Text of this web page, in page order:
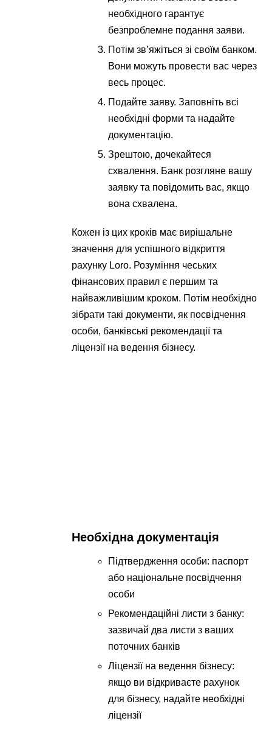
необхідного гарантує
безпроблемне подання заяви.
Потім зв’яжіться зі своїм банком.
Вони можуть провести вас через
весь процес.
Подайте заяву. Заповніть всі
необхідні форми та надайте
документацію.
Зрештою, дочекайтеся
схвалення. Банк розгляне вашу
заявку та повідомить вас, якщо
вона схвалена.
Кожен із цих кроків має вирішальне
значення для успішного відкриття
рахунку Loro. Розуміння чеських
фінансових правил є першим та
найважливішим кроком. Потім необхідно
зібрати такі документи, як посвідчення
особи, банківські рекомендації та
ліцензії на ведення бізнесу.
Необхідна документація
Підтвердження особи: паспорт
або національне посвідчення
особи
Рекомендаційні листи з банку:
зазвичай два листи з ваших
поточних банків
Ліцензії на ведення бізнесу:
якщо ви відкриваєте рахунок
для бізнесу, надайте необхідні
ліцензії